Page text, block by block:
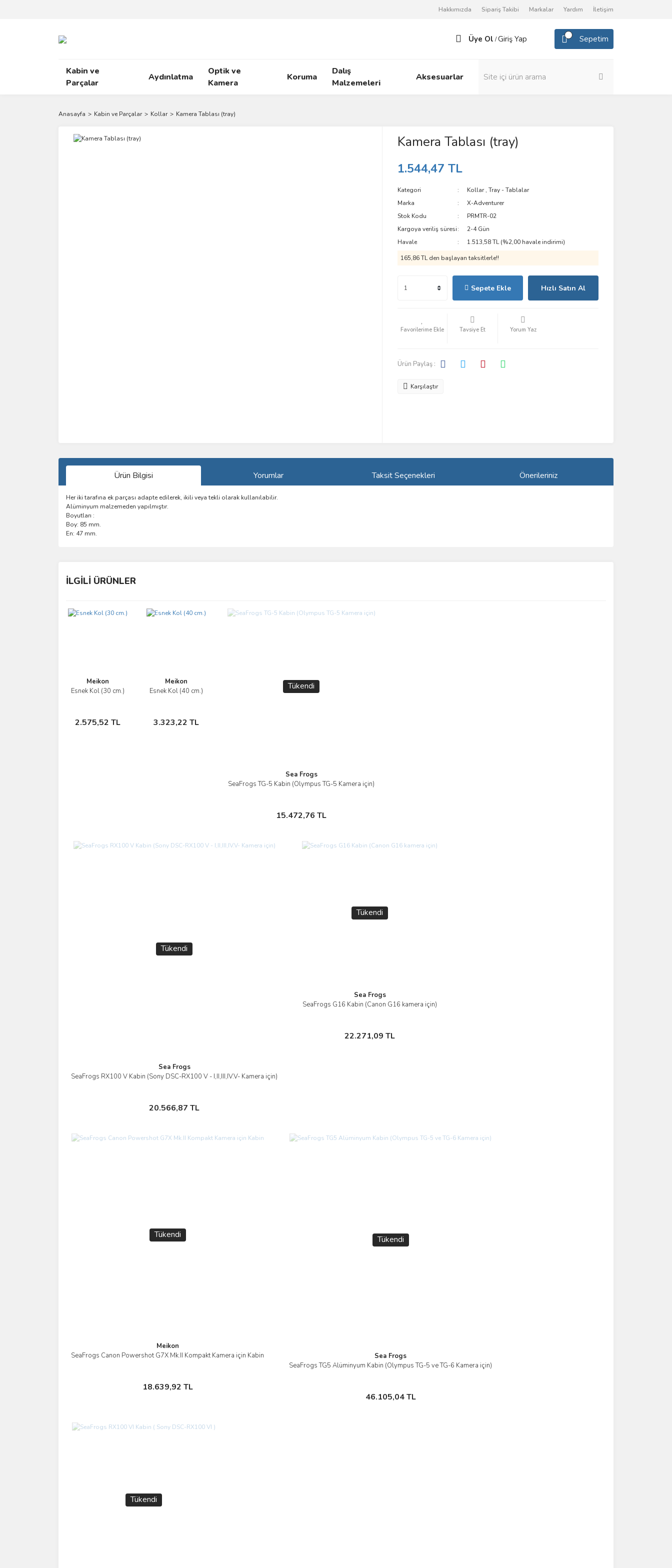
Hakkımızda Sipariş Takibi Markalar Yardım İletişim
Üye Ol /Giriş Yap Sepetim
Kabin ve
Parçalar
Aydınlatma
Optik ve
Kamera
Koruma
Dalış
Malzemeleri
Aksesuarlar
Anasayfa Kabin ve Parçalar Kollar Kamera Tablası (tray)
Kamera Tablası (tray)
1.544,47 TL
Kategori Kollar,Tray - Tablalar
Marka
X-Adventurer
Stok Kodu
PRMTR-02
Kargoya veriliş süresi
2-4 Gün
Havale
1.513,58 TL (%2,00 havale indirimi)
165,86 TL den başlayan taksitlerle!!
Sepete Ekle Hızlı Satın Al
Tavsiye Et Yorum Yaz
Ürün Paylaş :
Karşılaştır
Ürün Bilgisi Yorumlar Taksit Seçenekleri Önerileriniz
Her iki tarafına ek parçası adapte edilerek, ikili veya tekli olarak kullanılabilir.
Alüminyum malzemeden yapılmıştır.
Boyutları :
Boy: 85 mm.
En: 47 mm.
Ürün açıklamasında eksik bilgiler bulunuyor.
İLGİLİ ÜRÜNLER
Meikon
Esnek Kol (30 cm.)
2.575,52 TL
İncele
Ekle
Meikon
Esnek Kol (40 cm.)
3.323,22 TL
İncele
Ekle
Tükendi
Sea Frogs
SeaFrogs TG-5 Kabin (Olympus TG-5 Kamera için)
15.472,76 TL
İncele
Stokta Yok
Tükendi
Sea Frogs
SeaFrogs RX100 V Kabin (Sony DSC-RX100 V - I,II,III,IV.V- Kamera için)
20.566,87 TL
İncele
Stokta Yok
Tükendi
Sea Frogs
SeaFrogs G16 Kabin (Canon G16 kamera için)
22.271,09 TL
İncele
Stokta Yok
Tükendi
Meikon
SeaFrogs Canon Powershot G7X Mk.II Kompakt Kamera için Kabin
18.639,92 TL
İncele
Stokta Yok
Tükendi
Sea Frogs
SeaFrogs TG5 Alüminyum Kabin (Olympus TG-5 ve TG-6 Kamera için)
46.105,04 TL
İncele
Stokta Yok
Tükendi